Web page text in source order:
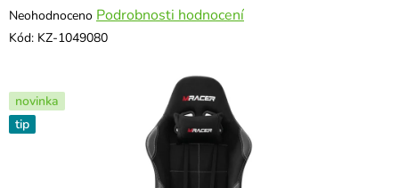
Průměrné
hodnocení
0,0
z
5
Neohodnoceno Podrobnosti hodnocení
Kód: KZ-1049080
novinka
tip